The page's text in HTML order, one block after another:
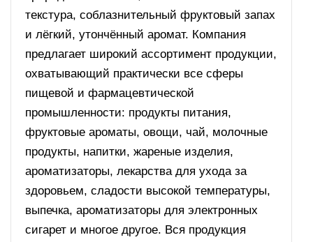
текстура, соблазнительный фруктовый запах
и лёгкий, утончённый аромат. Компания
предлагает широкий ассортимент продукции,
охватывающий практически все сферы
пищевой и фармацевтической
промышленности: продукты питания,
фруктовые ароматы, овощи, чай, молочные
продукты, напитки, жареные изделия,
ароматизаторы, лекарства для ухода за
здоровьем, сладости высокой температуры,
выпечка, ароматизаторы для электронных
сигарет и многое другое. Вся продукция